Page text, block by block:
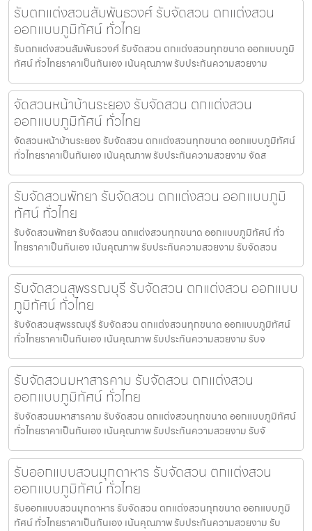
รับตกแต่งสวนสัมพันธวงศ์ รับจัดสวน ตกแต่งสวน
ออกแบบภูมิทัศน์ ทั่วไทย
รับตกแต่งสวนสัมพันธวงศ์ รับจัดสวน ตกแต่งสวนทุกขนาด ออกแบบภูมิ
ทัศน์ ทั่วไทยราคาเป็นกันเอง เน้นคุณภาพ รับประกันความสวยงาม
จัดสวนหน้าบ้านระยอง รับจัดสวน ตกแต่งสวน
ออกแบบภูมิทัศน์ ทั่วไทย
จัดสวนหน้าบ้านระยอง รับจัดสวน ตกแต่งสวนทุกขนาด ออกแบบภูมิทัศน์
ทั่วไทยราคาเป็นกันเอง เน้นคุณภาพ รับประกันความสวยงาม จัดส
รับจัดสวนพัทยา รับจัดสวน ตกแต่งสวน ออกแบบภูมิ
ทัศน์ ทั่วไทย
รับจัดสวนพัทยา รับจัดสวน ตกแต่งสวนทุกขนาด ออกแบบภูมิทัศน์ ทั่ว
ไทยราคาเป็นกันเอง เน้นคุณภาพ รับประกันความสวยงาม รับจัดสวน
รับจัดสวนสุพรรณบุรี รับจัดสวน ตกแต่งสวน ออกแบบ
ภูมิทัศน์ ทั่วไทย
รับจัดสวนสุพรรณบุรี รับจัดสวน ตกแต่งสวนทุกขนาด ออกแบบภูมิทัศน์
ทั่วไทยราคาเป็นกันเอง เน้นคุณภาพ รับประกันความสวยงาม รับจ
รับจัดสวนมหาสารคาม รับจัดสวน ตกแต่งสวน
ออกแบบภูมิทัศน์ ทั่วไทย
รับจัดสวนมหาสารคาม รับจัดสวน ตกแต่งสวนทุกขนาด ออกแบบภูมิทัศน์
ทั่วไทยราคาเป็นกันเอง เน้นคุณภาพ รับประกันความสวยงาม รับจั
รับออกแบบสวนมุกดาหาร รับจัดสวน ตกแต่งสวน
ออกแบบภูมิทัศน์ ทั่วไทย
รับออกแบบสวนมุกดาหาร รับจัดสวน ตกแต่งสวนทุกขนาด ออกแบบภูมิ
ทัศน์ ทั่วไทยราคาเป็นกันเอง เน้นคุณภาพ รับประกันความสวยงาม รับ